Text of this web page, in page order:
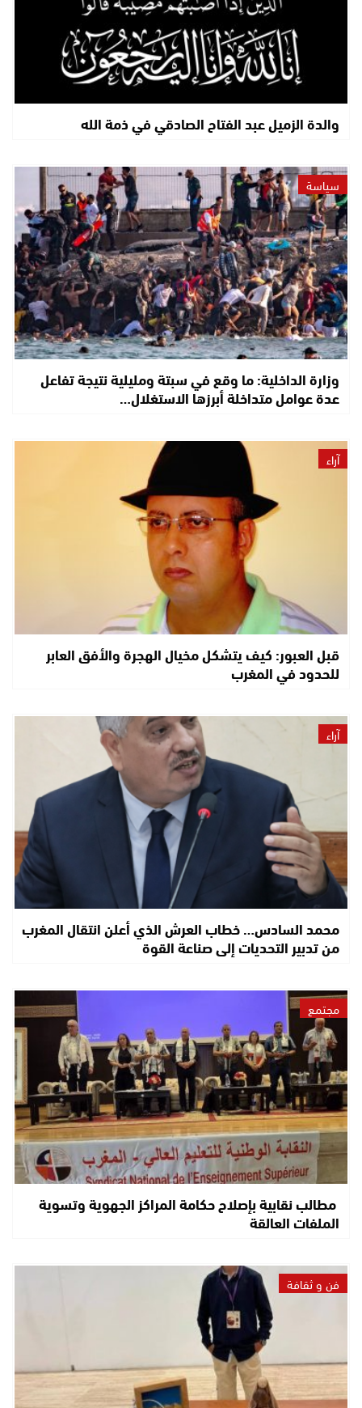
والدة الزميل عبد الفتاح الصادقي في ذمة الله
سياسة
وزارة الداخلية: ما وقع في سبتة ومليلية نتيجة تفاعل
عدة عوامل متداخلة أبرزها الاستغلال…
آراء
قبل العبور: كيف يتشكل مخيال الهجرة والأفق العابر
للحدود في المغرب
آراء
محمد السادس… خطاب العرش الذي أعلن انتقال المغرب
من تدبير التحديات إلى صناعة القوة
مجتمع
مطالب نقابية بإصلاح حكامة المراكز الجهوية وتسوية
الملفات العالقة
فن و ثقافة